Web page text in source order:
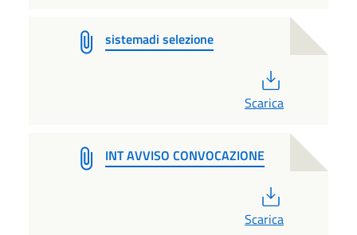
sistemadi selezione
Scarica
INT AVVISO CONVOCAZIONE
Scarica